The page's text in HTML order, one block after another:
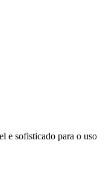
e sofisticado para o uso